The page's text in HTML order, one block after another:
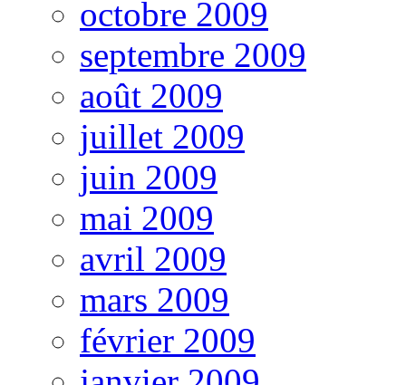
octobre 2009
septembre 2009
août 2009
juillet 2009
juin 2009
mai 2009
avril 2009
mars 2009
février 2009